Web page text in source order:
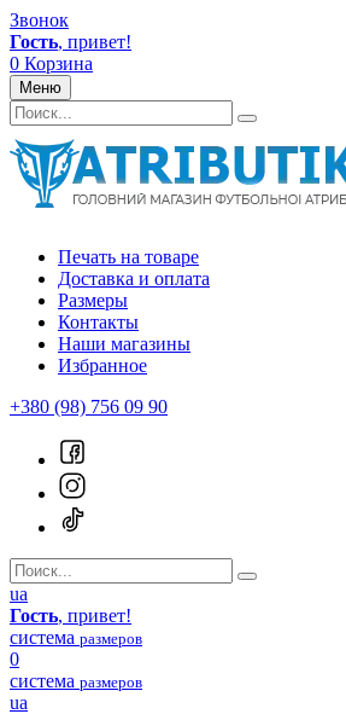
Звонок
Гость, привет!
0 Корзина
Меню
Печать на товаре
Доставка и оплата
Размеры
Контакты
Наши магазины
Избранное
+380 (98) 756 09 90
ua
Гость, привет!
система размеров
0
система размеров
ua